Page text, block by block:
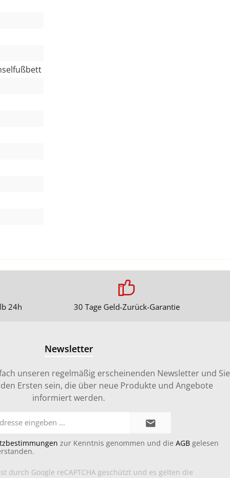
24h 30 Tage Geld-Zurück-Garantie
Newsletter
unseren regelmäßig erscheinenden Newsletter und Sie
Ersten sein, die über neue Produkte und Angebote
informiert werden.
Mail-
zur Kenntnis genommen und die AGB gelesen
durch Google reCAPTCHA geschützt und es gelten die